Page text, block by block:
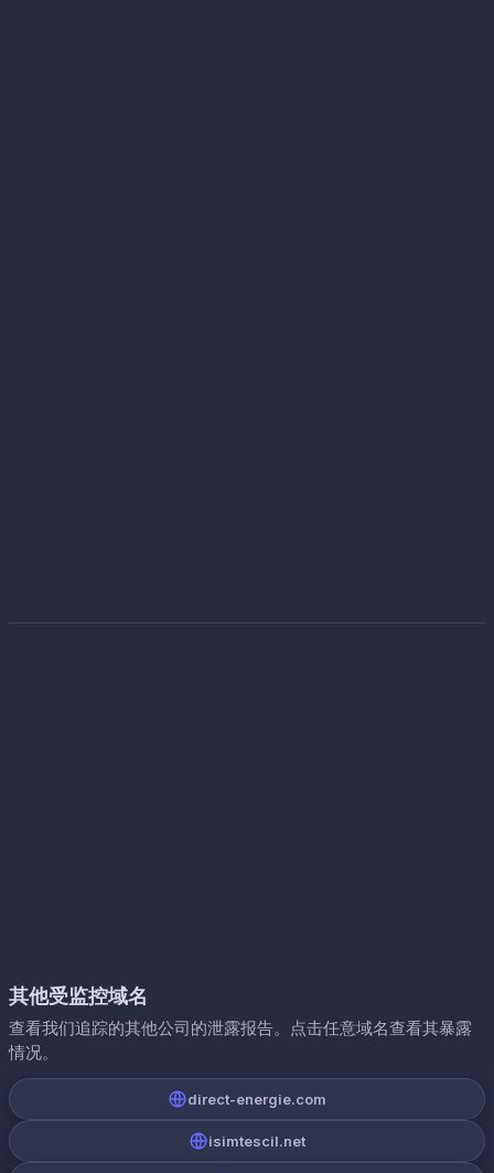
其他受监控域名
查看我们追踪的其他公司的泄露报告。点击任意域名查看其暴露
情况。
direct-energie.com
isimtescil.net